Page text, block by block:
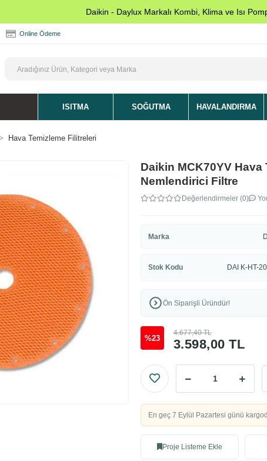
Daikin - Daylux Markalı Kombi, Klima ve Isı
Online Ödeme
ISITMA SOĞUTMA HAVALANDIRMA
Hava Temizleme Filitreleri
Daikin MCK70YV Hava
Nemlendirici Filtre
Değerlendirmeler (0)
Marka
Stok Kodu DAI K-HT-20
Ön Siparişli Üründür!
%23 3.598,00 TL
4.677,40 TL
En geç 7 Eylül Pazartesi günü
Proje Listeme Ekle